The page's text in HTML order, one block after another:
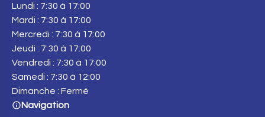
Lundi : 7:30 à 17:00
Mardi : 7:30 à 17:00
Mercredi : 7:30 à 17:00
Jeudi : 7:30 à 17:00
Vendredi : 7:30 à 17:00
Samedi : 7:30 à 12:00
Dimanche : Fermé
Navigation